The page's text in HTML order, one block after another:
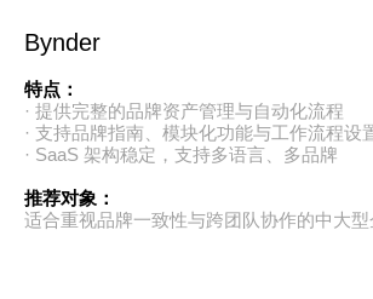
Bynder
特点：
· 提供完整的品牌资产管理与自动化流程
· 支持品牌指南、模块化功能与工作流程设
· SaaS 架构稳定，支持多语言、多品牌
推荐对象：
适合重视品牌一致性与跨团队协作的中大型